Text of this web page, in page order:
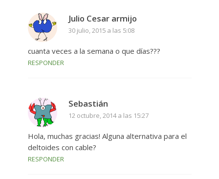
Julio Cesar armijo
30 julio, 2015 a las 5:08
cuanta veces a la semana o que días???
RESPONDER
Sebastián
12 octubre, 2014 a las 15:27
Hola, muchas gracias! Alguna alternativa para el
deltoides con cable?
RESPONDER